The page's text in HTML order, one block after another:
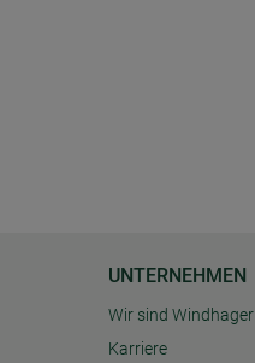
UNTERNEHMEN
Wir sind Windhager
Karriere